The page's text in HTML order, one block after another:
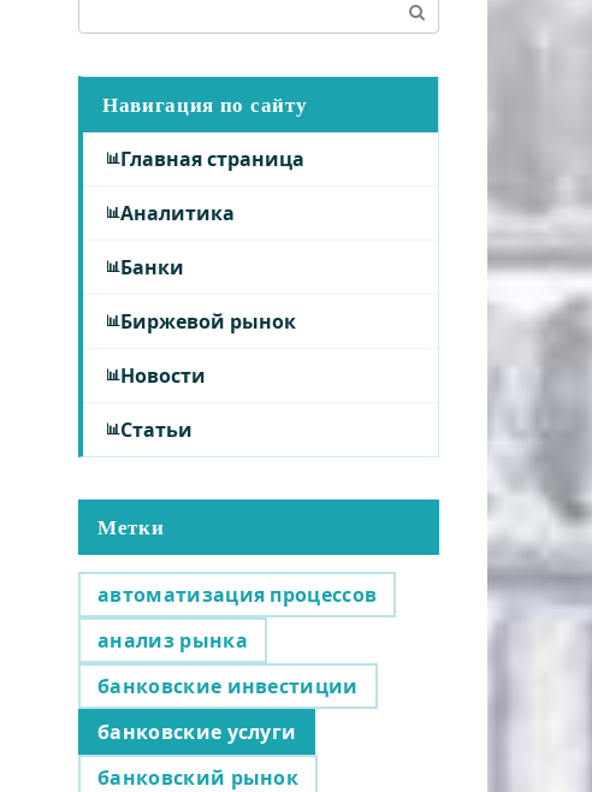
Навигация по сайту
Главная страница
Аналитика
Банки
Биржевой рынок
Новости
Статьи
Метки
автоматизация процессов
анализ рынка
банковские инвестиции
банковские услуги
банковский рынок